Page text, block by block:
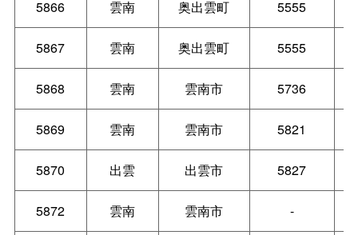
5866 雲南 奥出雲町 5555
5867 雲南 奥出雲町 5555
5868 雲南 雲南市 5736
5869 雲南 雲南市 5821
5870 出雲 出雲市 5827
5872 雲南 雲南市 -